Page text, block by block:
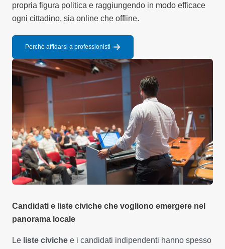
propria figura politica e raggiungendo in modo efficace
ogni cittadino, sia online che offline.
Perché affidarsi a professionisti
Candidati e liste civiche che vogliono emergere nel
panorama locale
Le liste civiche e i candidati indipendenti hanno spesso